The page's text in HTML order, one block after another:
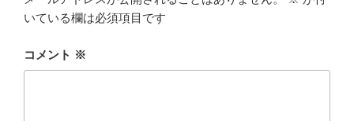
いている欄は必須項目です
コメント ※